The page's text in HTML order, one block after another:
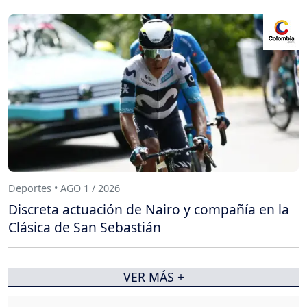
Deportes • AGO 1 / 2026
Discreta actuación de Nairo y compañía en la
Clásica de San Sebastián
VER MÁS +